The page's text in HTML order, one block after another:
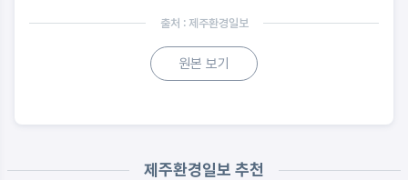
출처 : 제주환경일보
원본 보기
제주환경일보 추천